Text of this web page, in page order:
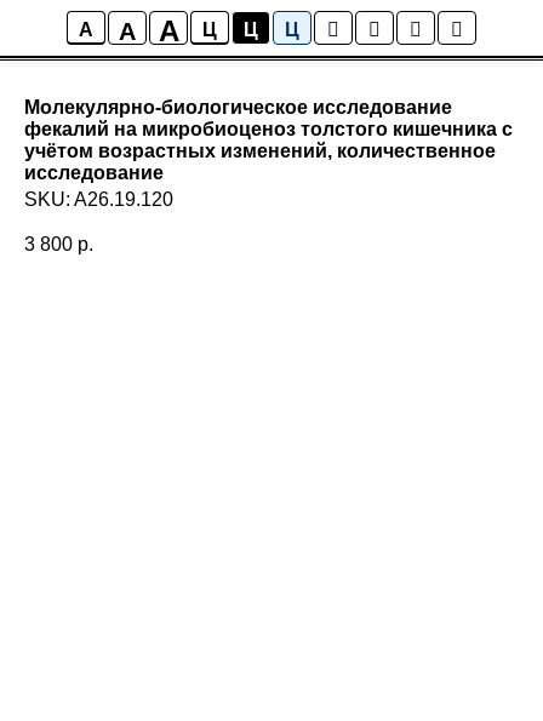
A A A Ц Ц Ц
Молекулярно-биологическое исследование
фекалий на микробиоценоз толстого кишечника с
учётом возрастных изменений, количественное
исследование
SKU: A26.19.120
3 800 р.